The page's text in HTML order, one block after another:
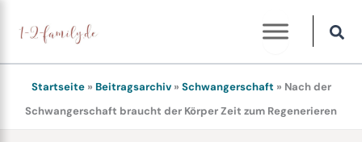
Inhalt
springen
Startseite» Beitragsarchiv» Schwangerschaft » Nach der
Schwangerschaft braucht der Körper Zeit zum Regenerieren